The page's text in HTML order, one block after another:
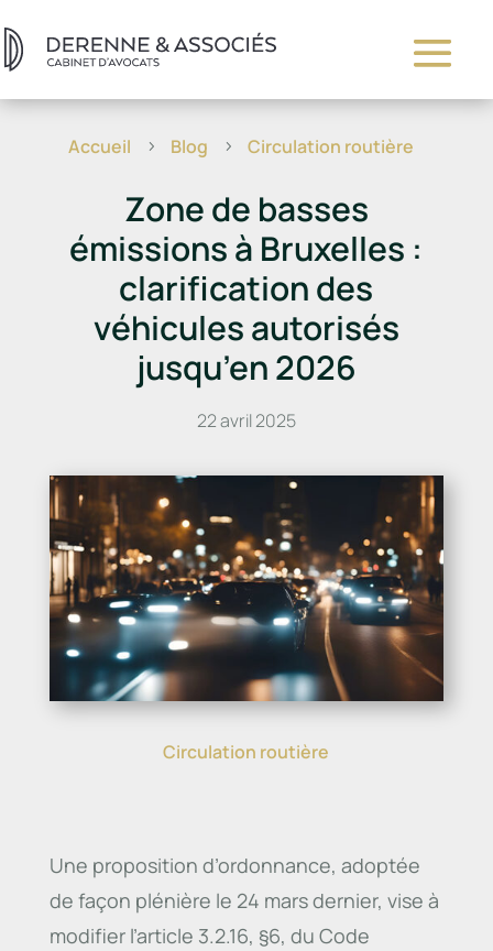
Accueil 5 Blog 5 Circulation routière
Zone de basses
émissions à Bruxelles :
clarification des
véhicules autorisés
jusqu’en 2026
22 avril 2025
Circulation routière
Une proposition d’ordonnance, adoptée
de façon plénière le 24 mars dernier, vise à
modifier l’article 3.2.16, §6, du Code